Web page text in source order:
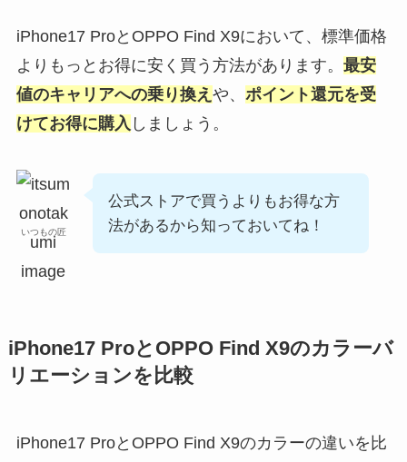
iPhone17 ProとOPPO Find X9において、標準価格
よりもっとお得に安く買う方法があります。 最安
値のキャリアへの乗り換え や、 ポイント還元を受
けてお得に購入 しましょう。
いつもの匠
公式ストアで買うよりもお得な方
法があるから知っておいてね！
iPhone17 ProとOPPO Find X9のカラーバ
リエーションを比較
iPhone17 ProとOPPO Find X9のカラーの違いを比